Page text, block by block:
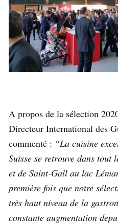
A propos de la sélection
Directeur International des
commenté : “La cuisine
Suisse se retrouve dans tout
et de Saint-Gall au lac
première fois que notre
très haut niveau de la
constante augmentation